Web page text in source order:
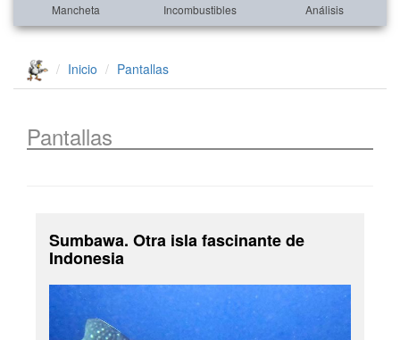
Mancheta Incombustibles Análisis
Inicio Pantallas
Pantallas
Sumbawa. Otra isla fascinante de
Indonesia